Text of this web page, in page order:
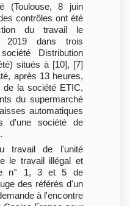
(Toulouse, 8 juin
contrôles ont été
du travail le
2019 dans trois
Distribution
situés à [10], [7]
après 13 heures,
de la société ETIC,
du supermarché
automatiques
d'une société de
travail de l'unité
le travail illégal et
n° 1, 3 et 5 de
des référés d'un
à l'encontre